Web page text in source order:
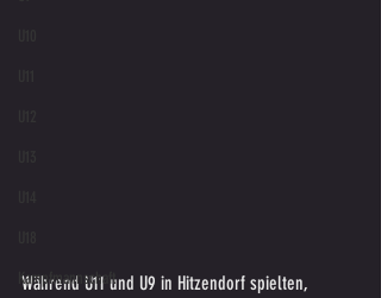
Kampfmannschaft
Während U11 und U9 in Hitzendorf spielten,